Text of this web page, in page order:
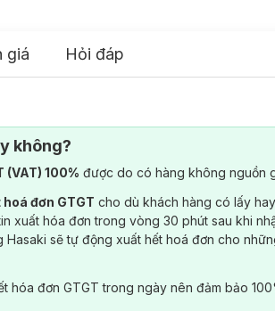
giá Hỏi đáp
không?
(VAT) 100% được do có hàng không nguồn
đơn GTGT cho dù khách hàng có lấy
xuất hóa đơn trong vòng 30 phút sau khi
sẽ tự động xuất hết hoá đơn cho
hóa đơn GTGT trong ngày nên đảm bảo